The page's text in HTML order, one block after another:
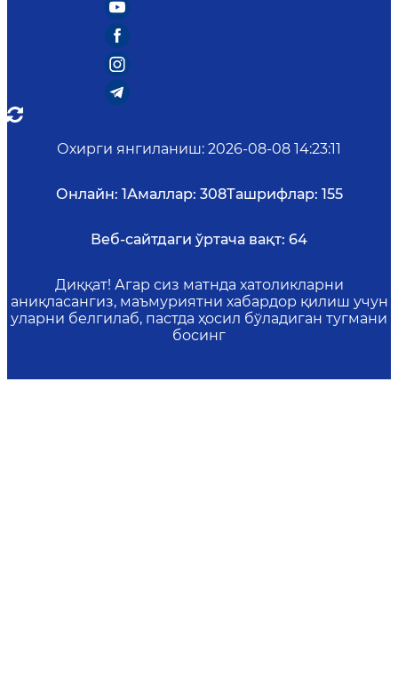
Охирги янгиланиш: 2026-08-08 14:23:11
Онлайн: 1Амаллар: 308Ташрифлар: 155
Веб-сайтдаги ўртача вақт: 64
Диққат! Агар сиз матнда хатоликларни
аниқласангиз, маъмуриятни хабардор қилиш учун
уларни белгилаб, пастда ҳосил бўладиган тугмани
босинг